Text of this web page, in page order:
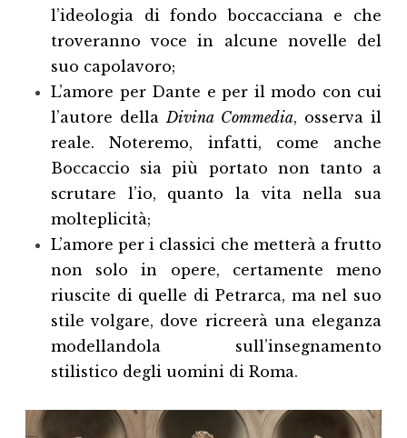
l’ideologia di fondo boccacciana e che
troveranno voce in alcune novelle del
suo capolavoro;
L’amore per Dante e per il modo con cui
l’autore della Divina Commedia, osserva il
reale. Noteremo, infatti, come anche
Boccaccio sia più portato non tanto a
scrutare l’io, quanto la vita nella sua
molteplicità;
L’amore per i classici che metterà a frutto
non solo in opere, certamente meno
riuscite di quelle di Petrarca, ma nel suo
stile volgare, dove ricreerà una eleganza
modellandola sull’insegnamento
stilistico degli uomini di Roma.